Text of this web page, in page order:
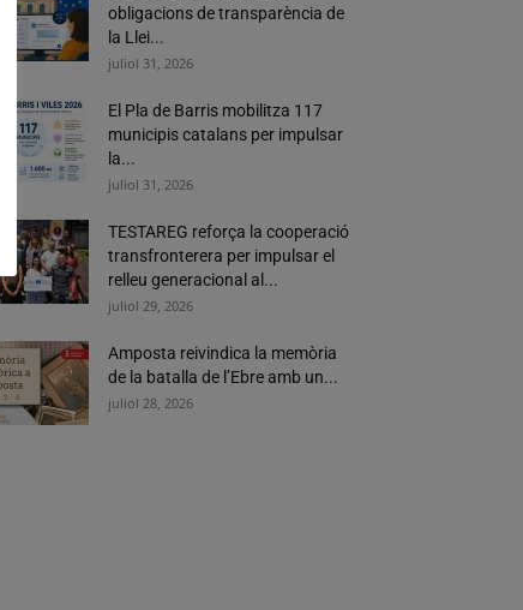
obligacions de transparència de
la Llei...
juliol 31, 2026
El Pla de Barris mobilitza 117
municipis catalans per impulsar
la...
juliol 31, 2026
TESTAREG reforça la cooperació
transfronterera per impulsar el
relleu generacional al...
juliol 29, 2026
Amposta reivindica la memòria
de la batalla de l’Ebre amb un...
juliol 28, 2026